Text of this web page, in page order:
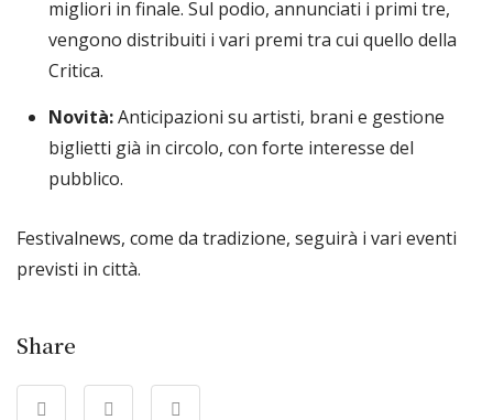
migliori in finale. Sul podio, annunciati i primi tre,
vengono distribuiti i vari premi tra cui quello della
Critica.
Novità:Anticipazioni su artisti, brani e gestione
biglietti già in circolo, con forte interesse del
pubblico.
Festivalnews, come da tradizione, seguirà i vari eventi
previsti in città.
Share